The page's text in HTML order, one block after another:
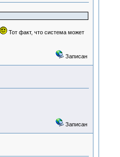
Тот факт, что система может
Записан
Записан